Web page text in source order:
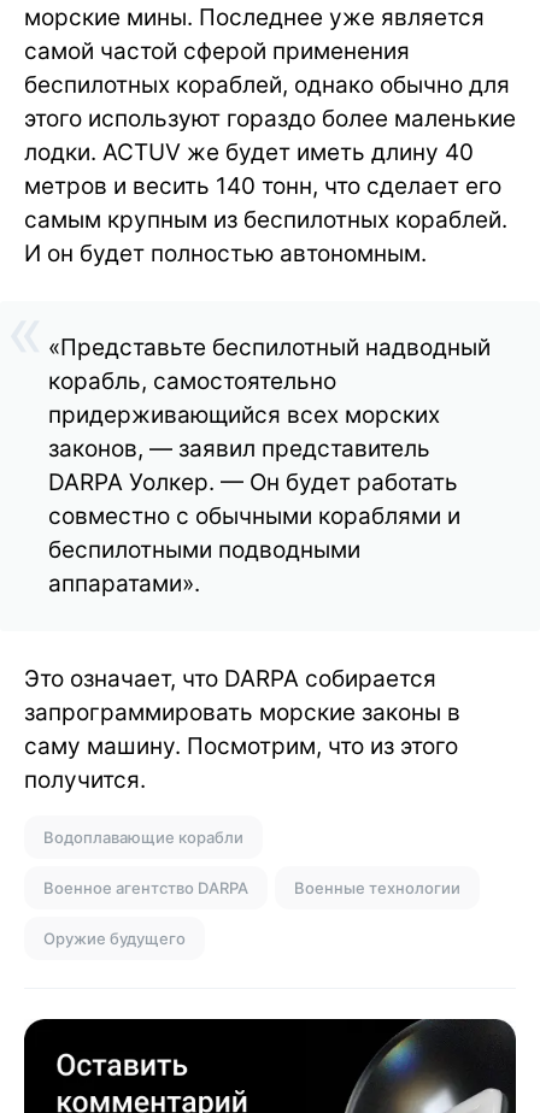
морские мины. Последнее уже является
самой частой сферой применения
беспилотных кораблей, однако обычно для
этого используют гораздо более маленькие
лодки. ACTUV же будет иметь длину 40
метров и весить 140 тонн, что сделает его
самым крупным из беспилотных кораблей.
И он будет полностью автономным.
«Представьте беспилотный надводный
корабль, самостоятельно
придерживающийся всех морских
законов, — заявил представитель
DARPA Уолкер. — Он будет работать
совместно с обычными кораблями и
беспилотными подводными
аппаратами».
Это означает, что DARPA собирается
запрограммировать морские законы в
саму машину. Посмотрим, что из этого
получится.
Водоплавающие корабли
Военное агентство DARPA Военные технологии
Оружие будущего